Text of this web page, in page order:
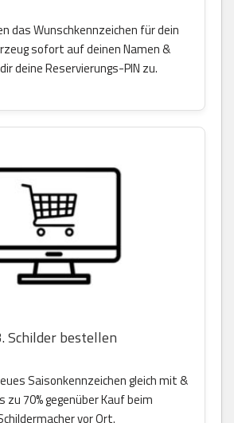
das Wunschkennzeichen für dein
sofort auf deinen Namen &
deine Reservierungs-PIN zu.
Schilder bestellen
Saisonkennzeichen gleich mit &
zu 70% gegenüber Kauf beim
vor Ort.